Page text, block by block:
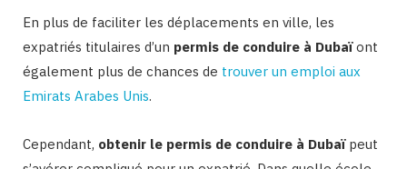
En plus de faciliter les déplacements en ville, les
expatriés titulaires d’un permis de conduire à Dubaïont
également plus de chances de trouver un emploi aux
Emirats Arabes Unis.
Cependant, obtenir le permis de conduire à Dubaïpeut